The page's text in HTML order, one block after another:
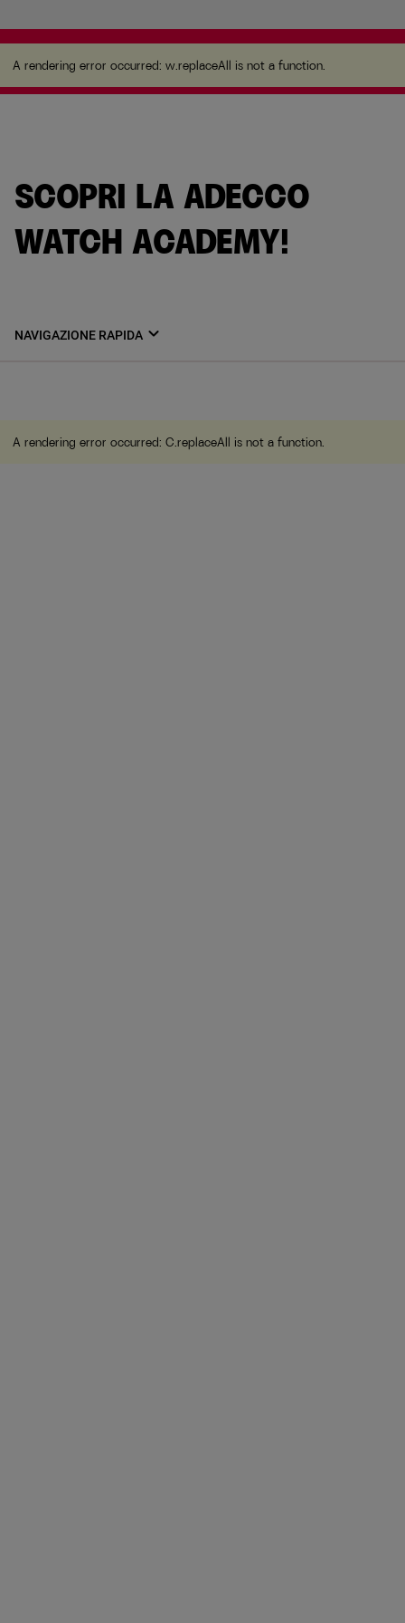
A rendering error occurred:w.replaceAll is not a
function.
A rendering error occurred: w.replaceAll is not a function.
SCOPRI LA ADECCO
WATCH ACADEMY!
expand_more
A rendering error occurred: C.replaceAll is not a function.